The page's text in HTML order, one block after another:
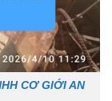
CƠ GIỚI AN